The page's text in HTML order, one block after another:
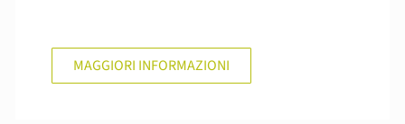
MAGGIORI INFORMAZIONI